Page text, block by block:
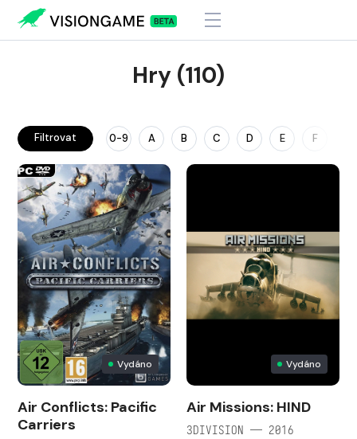
Hry (110)
Filtrovat 0-9 A B C D E F
Vydáno
Air Conflicts: Pacific
Carriers
Vydáno
Air Missions: HIND
3DIVISION — 2016